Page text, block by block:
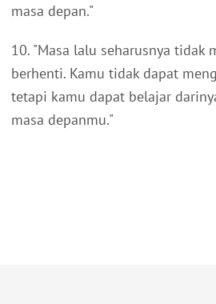
masa depan."
10. "Masa lalu seharusnya tidak
berhenti. Kamu tidak dapat
tetapi kamu dapat belajar
masa depanmu."